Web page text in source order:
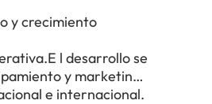
y crecimiento
l desarrollo se
y marketing.
e internacional.